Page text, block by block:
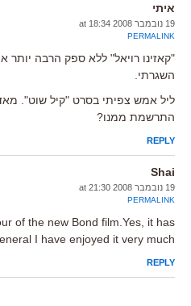
איתי
19 נובמבר 2008 at 18:34
PERMALINK
"קאזינו רויאל" ללא ספק הרבה יותר
השגרתי.
ליל אמש צפיתי בסרט "קיל שוט". מאד
התרשמת ממנו?
REPLY
Shai
19 נובמבר 2008 at 21:30
PERMALINK
of the new Bond film.Yes, it has
I have enjoyed it very much
REPLY